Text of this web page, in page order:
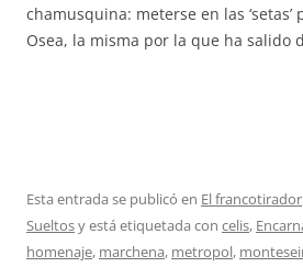
chamusquina: meterse en las
Osea, la misma por la que ha salido
Esta entrada se publicó en El francotirador
Sueltosy está etiquetada con celis,
homenaje, marchena, metropol,